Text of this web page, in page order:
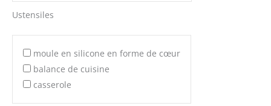
Ustensiles
moule en silicone en forme de cœur
balance de cuisine
casserole